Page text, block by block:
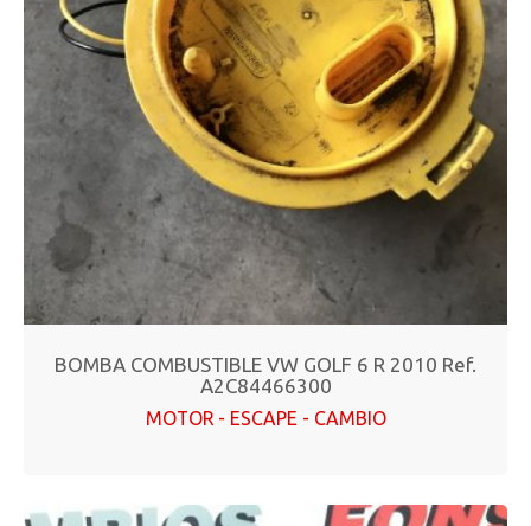
BOMBA COMBUSTIBLE VW GOLF 6 R 2010 Ref.
A2C84466300
MOTOR - ESCAPE - CAMBIO